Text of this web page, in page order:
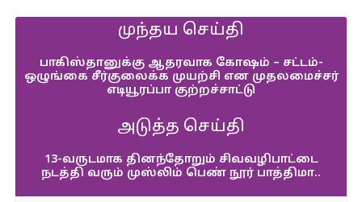
முந்தய செய்தி
பாகிஸ்தானுக்கு ஆதரவாக கோஷம் – சட்டம்-
ஒழுங்கை சீர்குலைக்க முயற்சி என முதலமைச்சர்
எடியூரப்பா குற்றச்சாட்டு
அடுத்த செய்தி
13-வருடமாக தினந்தோறும் சிவவழிபாட்டை
நடத்தி வரும் முஸ்லிம் பெண் நூர் பாத்திமா..